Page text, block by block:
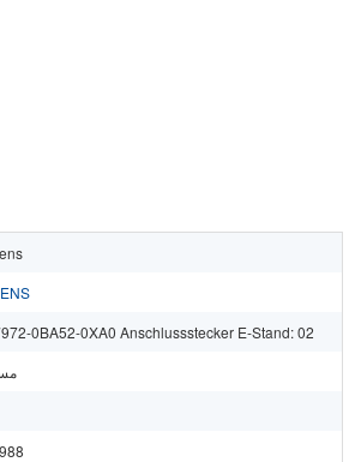
0BA52-0XA0 Anschlussstecker E-Stand: 02